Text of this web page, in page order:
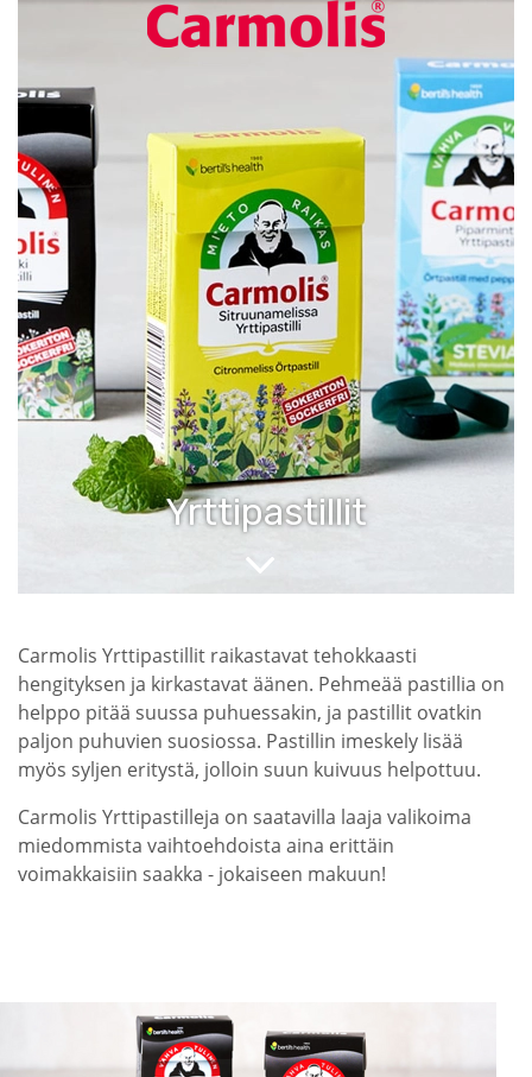
Yrttipastillit
Carmolis Yrttipastillit raikastavat tehokkaasti
hengityksen ja kirkastavat äänen. Pehmeää pastillia on
helppo pitää suussa puhuessakin, ja pastillit ovatkin
paljon puhuvien suosiossa. Pastillin imeskely lisää
myös syljen eritystä, jolloin suun kuivuus helpottuu.
Carmolis Yrttipastilleja on saatavilla laaja valikoima
miedommista vaihtoehdoista aina erittäin
voimakkaisiin saakka - jokaiseen makuun!